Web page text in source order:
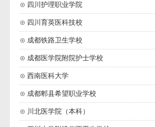
⊙ 四川护理职业学院
⊙ 四川育英医科技校
⊙ 成都铁路卫生学校
⊙ 成都医学院附院护士学校
⊙ 西南医科大学
⊙ 成都郫县希望职业学校
⊙ 川北医学院（本科）